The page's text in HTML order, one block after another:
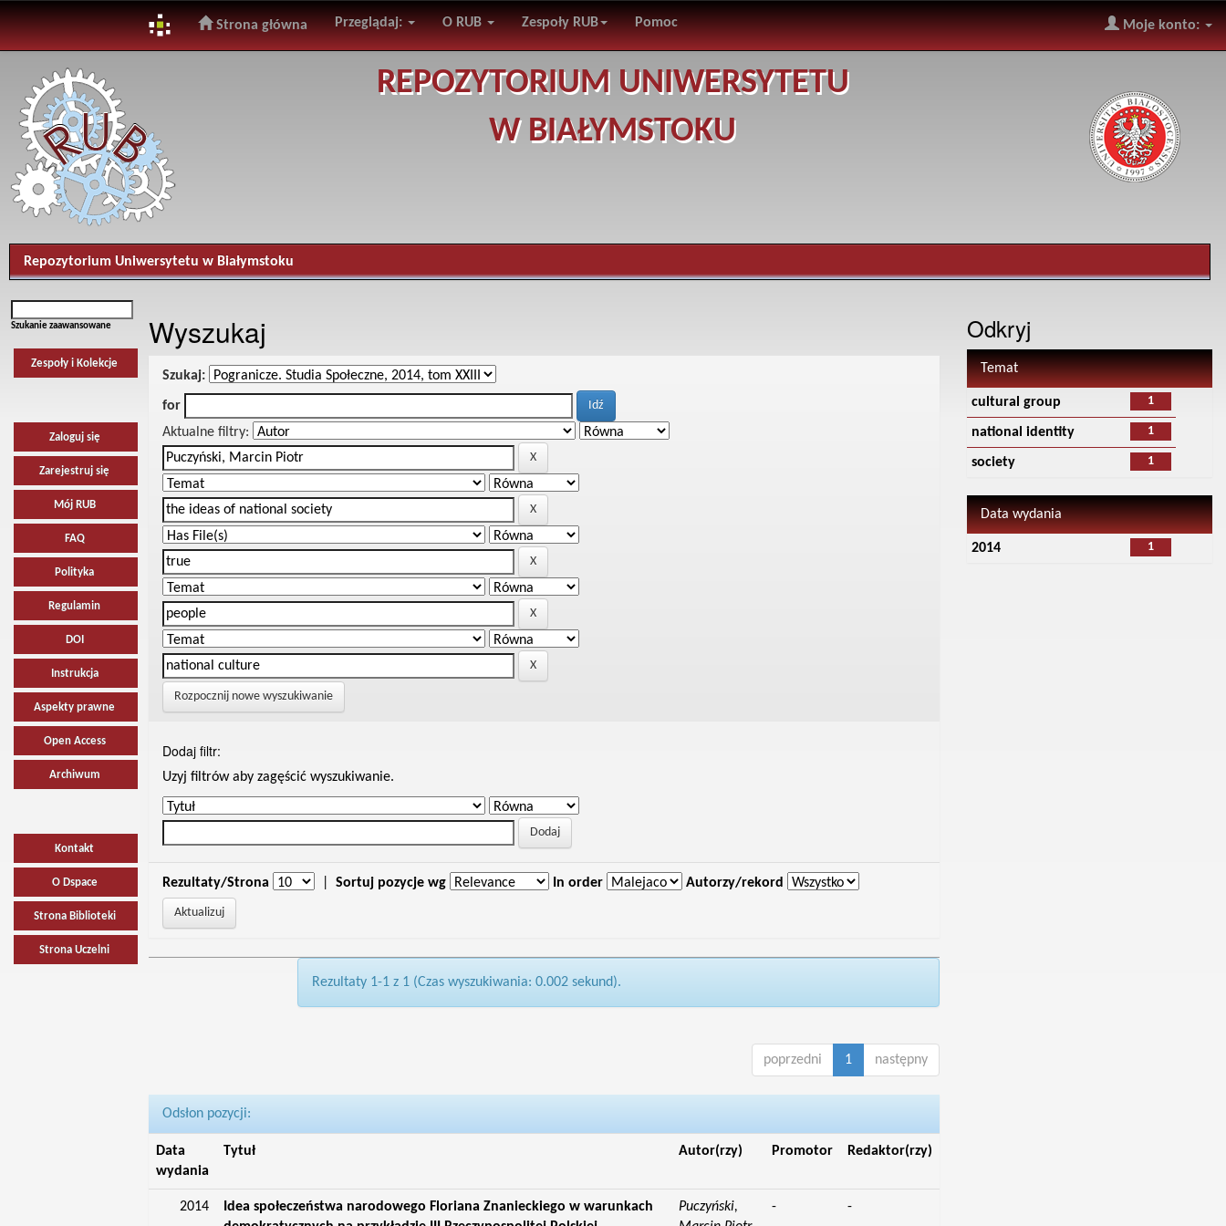
navigation
Strona główna Przeglądaj: O RUB Zespoły RUB Pomoc Moje konto:
REPOZYTORIUM UNIWERSYTETU
W BIAŁYMSTOKU
Repozytorium Uniwersytetu w Białymstoku
Szukanie zaawansowane
Zespoły i Kolekcje
Zaloguj się
Zarejestruj się
Mój RUB
FAQ
Polityka
Regulamin
DOI
Instrukcja
Aspekty prawne
Open Access
Archiwum
Kontakt
O Dspace
Strona Biblioteki
Strona Uczelni
Wyszukaj
Szukaj:
for
Aktualne filtry:
Rozpocznij nowe wyszukiwanie
Dodaj filtr:
Uzyj filtrów aby zagęścić wyszukiwanie.
Rezultaty/Strona Sortuj pozycje wg In order Autorzy/rekord
Rezultaty 1-1 z 1 (Czas wyszukiwania: 0.002 sekund).
poprzedni 1 następny
Odsłon pozycji:
Data
wydania
Tytuł Autor(rzy) Promotor Redaktor(rzy)
2014
Idea społeczeństwa narodowego Floriana Znanieckiego w warunkach
Puczyński,
- -
Odkryj
Temat
1
cultural group
1
national identity
1
society
Data wydania
1
2014